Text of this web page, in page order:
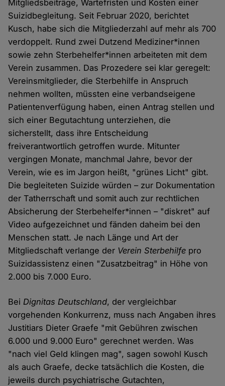
Mitgliedsbeiträge, Wartefristen und Kosten einer
Suizidbegleitung. Seit Februar 2020, berichtet
Kusch, habe sich die Mitgliederzahl auf mehr als 700
verdoppelt. Rund zwei Dutzend Mediziner*innen
sowie zehn Sterbehelfer*innen arbeiteten mit dem
Verein zusammen. Das Prozedere sei klar geregelt:
Vereinsmitglieder, die Sterbehilfe in Anspruch
nehmen wollten, müssten eine verbandseigene
Patientenverfügung haben, einen Antrag stellen und
sich einer Begutachtung unterziehen, die
sicherstellt, dass ihre Entscheidung
freiverantwortlich getroffen wurde. Mitunter
vergingen Monate, manchmal Jahre, bevor der
Verein, wie es im Jargon heißt, "grünes Licht" gibt.
Die begleiteten Suizide würden – zur Dokumentation
der Tatherrschaft und somit auch zur rechtlichen
Absicherung der Sterbehelfer*innen – "diskret" auf
Video aufgezeichnet und fänden daheim bei den
Menschen statt. Je nach Länge und Art der
Mitgliedschaft verlange der Verein Sterbehilfe pro
Suizidassistenz einen "Zusatzbeitrag" in Höhe von
2.000 bis 7.000 Euro.
BeiDignitas Deutschland, der vergleichbar
vorgehenden Konkurrenz, muss nach Angaben ihres
Justitiars Dieter Graefe "mit Gebühren zwischen
6.000 und 9.000 Euro" gerechnet werden. Was
"nach viel Geld klingen mag", sagen sowohl Kusch
als auch Graefe, decke tatsächlich die Kosten, die
jeweils durch psychiatrische Gutachten,